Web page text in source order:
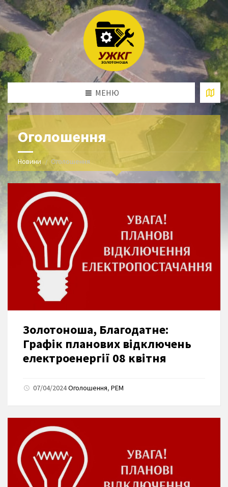
МЕНЮ
Оголошення
Новини Оголошення
Золотоноша, Благодатне:
Графік планових відключень
електроенергії 08 квітня
07/04/2024Оголошення, РЕМ